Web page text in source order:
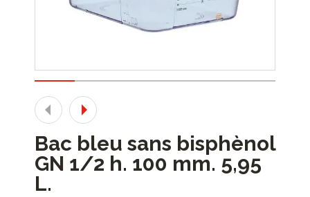
Bac bleu sans bisphènol
GN 1/2 h. 100 mm. 5,95
L.